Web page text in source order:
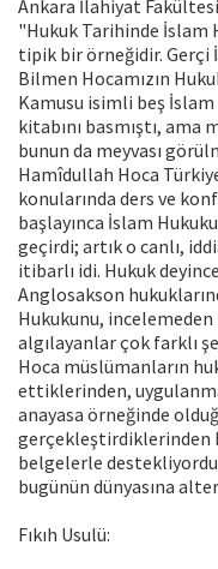
Ankara İlahiyat
"Hukuk Tarihinde İslam
tipik bir örneğidir. Gerçi
Bilmen Hocamızın
Kamusu isimli beş
kitabını basmıştı, ama
bunun da meyvası
Hamîdullah Hoca
konularında ders ve
başlayınca İslam
geçirdi; artık o canlı,
itibarlı idi. Hukuk
Anglosakson
Hukukunu,
algılayanlar çok farklı
Hoca müslümanların
ettiklerinden,
anayasa örneğinde
gerçekleştirdiklerinden
belgelerle
bugünün dünyasına
Fıkıh Usulü: